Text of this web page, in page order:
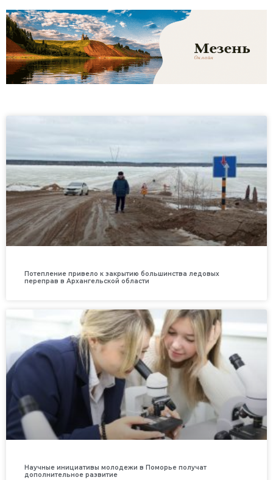
Потепление привело к закрытию большинства ледовых
переправ в Архангельской области
Научные инициативы молодежи в Поморье получат
дополнительное развитие